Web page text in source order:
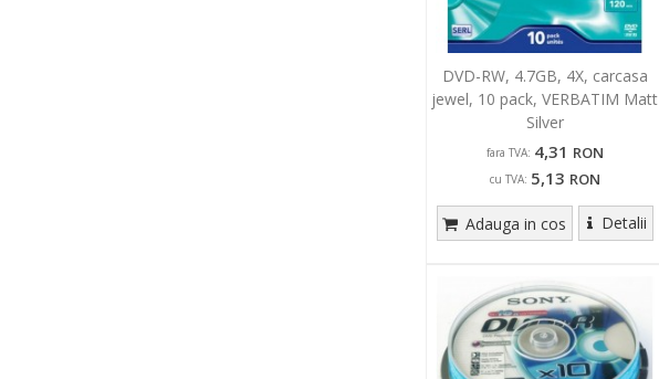
DVD-RW, 4.7GB, 4X, carcasa
jewel, 10 pack, VERBATIM Matt
Silver
fara TVA: 4,31 RON
cu TVA: 5,13 RON
Adauga in cos Detalii